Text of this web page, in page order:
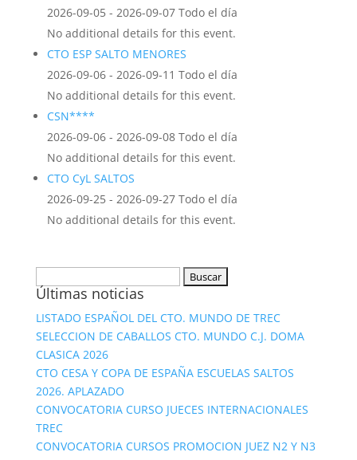
2026-09-05 - 2026-09-07 Todo el día
No additional details for this event.
CTO ESP SALTO MENORES
2026-09-06 - 2026-09-11 Todo el día
No additional details for this event.
CSN****
2026-09-06 - 2026-09-08 Todo el día
No additional details for this event.
CTO CyL SALTOS
2026-09-25 - 2026-09-27 Todo el día
No additional details for this event.
Últimas noticias
LISTADO ESPAÑOL DEL CTO. MUNDO DE TREC
SELECCION DE CABALLOS CTO. MUNDO C.J. DOMA
CLASICA 2026
CTO CESA Y COPA DE ESPAÑA ESCUELAS SALTOS
2026. APLAZADO
CONVOCATORIA CURSO JUECES INTERNACIONALES
TREC
CONVOCATORIA CURSOS PROMOCION JUEZ N2 Y N3